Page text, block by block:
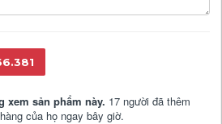
xem sản phẩm này. 17 người đã thêm
của họ ngay bây giờ.